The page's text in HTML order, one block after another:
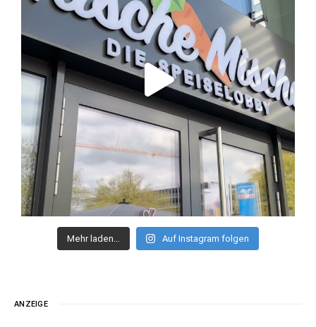
Mehr laden… Auf Instagram folgen
ANZEIGE